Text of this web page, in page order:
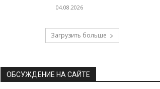
04.08.2026
Загрузить больше
ОБСУЖДЕНИЕ НА САЙТЕ